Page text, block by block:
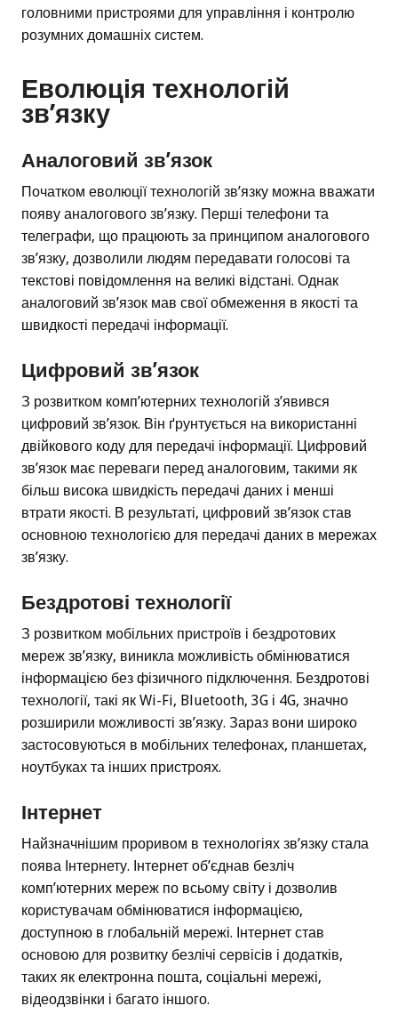
головними пристроями для управління і контролю
розумних домашніх систем.
Еволюція технологій
зв’язку
Аналоговий зв’язок
Початком еволюції технологій зв’язку можна вважати
появу аналогового зв’язку. Перші телефони та
телеграфи, що працюють за принципом аналогового
зв’язку, дозволили людям передавати голосові та
текстові повідомлення на великі відстані. Однак
аналоговий зв’язок мав свої обмеження в якості та
швидкості передачі інформації.
Цифровий зв’язок
З розвитком комп’ютерних технологій з’явився
цифровий зв’язок. Він ґрунтується на використанні
двійкового коду для передачі інформації. Цифровий
зв’язок має переваги перед аналоговим, такими як
більш висока швидкість передачі даних і менші
втрати якості. В результаті, цифровий зв’язок став
основною технологією для передачі даних в мережах
зв’язку.
Бездротові технології
З розвитком мобільних пристроїв і бездротових
мереж зв’язку, виникла можливість обмінюватися
інформацією без фізичного підключення. Бездротові
технології, такі як Wi-Fi, Bluetooth, 3G і 4G, значно
розширили можливості зв’язку. Зараз вони широко
застосовуються в мобільних телефонах, планшетах,
ноутбуках та інших пристроях.
Інтернет
Найзначнішим проривом в технологіях зв’язку стала
поява Інтернету. Інтернет об’єднав безліч
комп’ютерних мереж по всьому світу і дозволив
користувачам обмінюватися інформацією,
доступною в глобальній мережі. Інтернет став
основою для розвитку безлічі сервісів і додатків,
таких як електронна пошта, соціальні мережі,
відеодзвінки і багато іншого.